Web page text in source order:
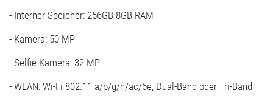
- Interner Speicher: 256GB 8GB RAM
- Kamera: 50 MP
- Selfie-Kamera: 32 MP
- WLAN: Wi-Fi 802.11 a/b/g/n/ac/6e, Dual-Band oder Tri-Band